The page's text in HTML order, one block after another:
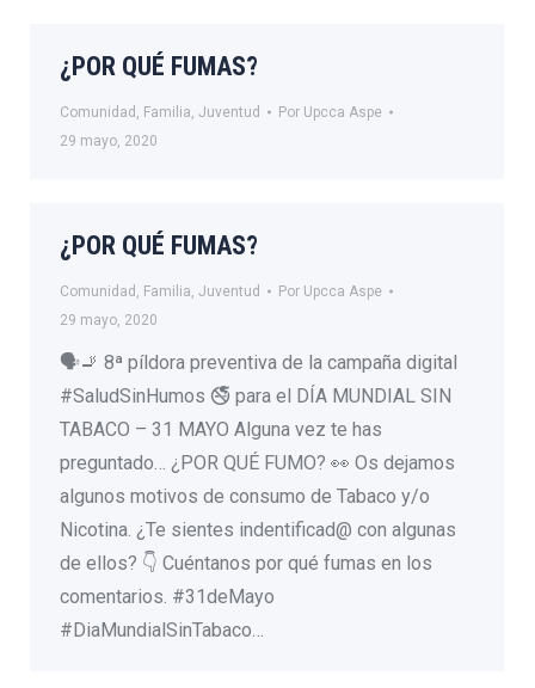
¿POR QUÉ FUMAS?
Comunidad , Familia, Juventud Por Upcca Aspe
29 mayo, 2020
¿POR QUÉ FUMAS?
Comunidad , Familia, Juventud Por Upcca Aspe
29 mayo, 2020
🗣🚬 8ª píldora preventiva de la campaña digital
#SaludSinHumos 🚭 para el DÍA MUNDIAL SIN
TABACO – 31 MAYO Alguna vez te has
preguntado… ¿POR QUÉ FUMO? 👀 Os dejamos
algunos motivos de consumo de Tabaco y/o
Nicotina. ¿Te sientes indentificad@ con algunas
de ellos? 👇 Cuéntanos por qué fumas en los
comentarios. #31deMayo
#DiaMundialSinTabaco…